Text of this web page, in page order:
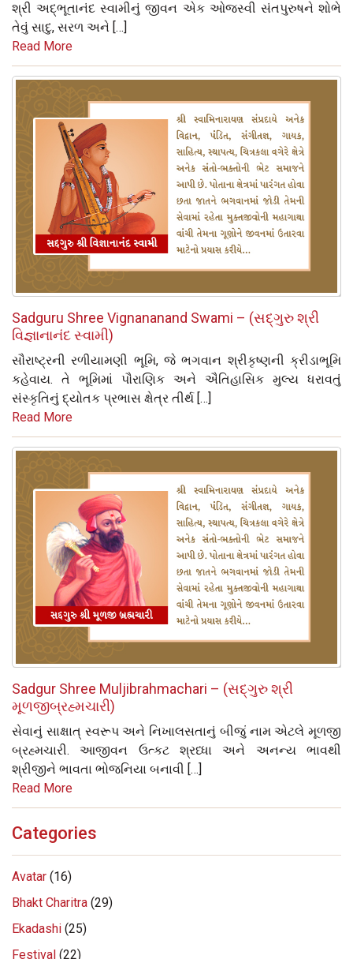
શ્રી અદ્‌ભૂતાનંદ સ્વામીનું જીવન એક ઓજસ્વી સંતપુરુષને શોભે
તેવું સાદુ, સરળ અને […]
Read More
Sadguru Shree Vignananand Swami – (સદ્‌ગુરુ શ્રી
વિજ્ઞાનાનંદ સ્વામી)
સૌરાષ્ટ્રની રળીયામણી ભૂમિ, જે ભગવાન શ્રીકૃષ્ણની ક્રીડાભૂમિ
કહેવાય. તે ભૂમિમાં પૌરાણિક અને ઐતિહાસિક મુલ્ય ધરાવતું
સંસ્કૃતિનું દ્યોતક પ્રભાસ ક્ષેત્ર તીર્થ […]
Read More
Sadgur Shree Muljibrahmachari – (સદ્‌ગુરુ શ્રી
મૂળજીબ્રહ્મચારી)
સેવાનું સાક્ષાત્‌ સ્વરૂપ અને નિખાલસતાનું બીજું નામ એટલે મૂળજી
બ્રહ્મચારી. આજીવન ઉત્કટ શ્રધ્ધા અને અનન્ય ભાવથી
શ્રીજીને ભાવતા ભોજનિયા બનાવી […]
Read More
Categories
Avatar (16)
Bhakt Charitra (29)
Ekadashi (25)
Festival (22)